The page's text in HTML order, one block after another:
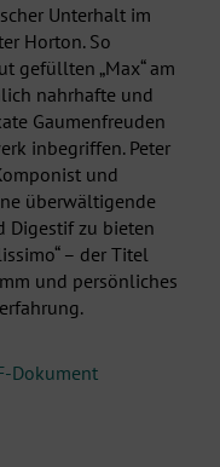
Unterhalt im
Horton. So
gefüllten „Max“ am
nahrhafte und
Gaumenfreuden
inbegriffen. Peter
und
überwältigende
Digestif zu bieten
– der Titel
und persönliches
Dokument